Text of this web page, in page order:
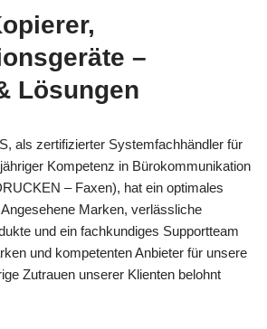
–
Lösungen
als zertifizierter Systemfachhändler für
Kompetenz in Bürokommunikation
– Faxen), hat ein optimales
Marken, verlässliche
und ein fachkundiges Supportteam
und kompetenten Anbieter für unsere
Zutrauen unserer Klienten belohnt